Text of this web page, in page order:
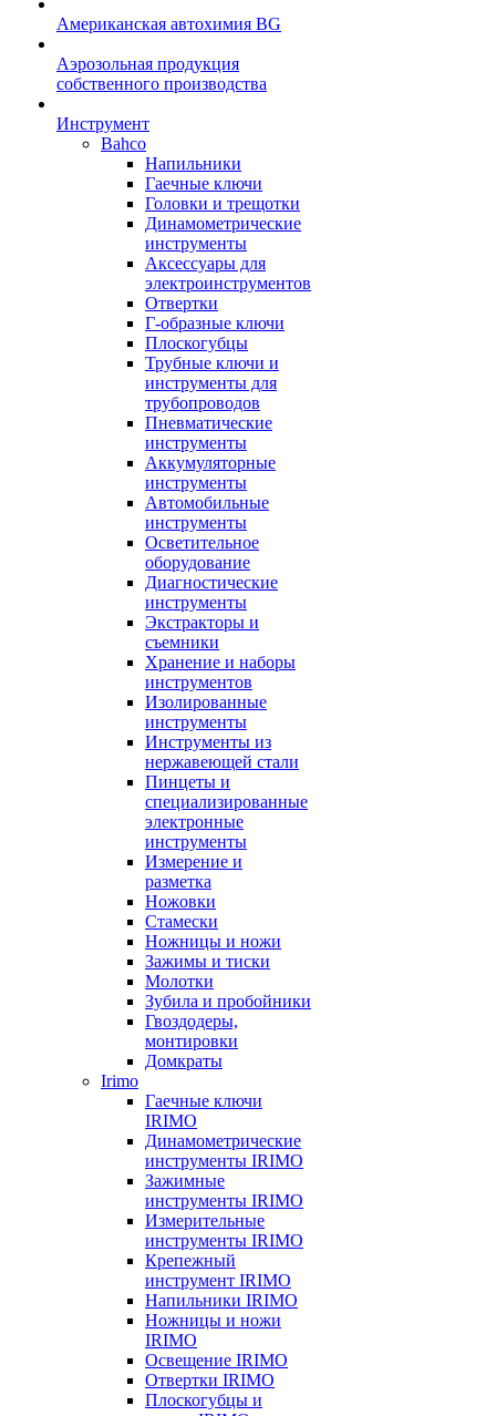
Американская автохимия BG
Аэрозольная продукция
собственного производства
Инструмент
Bahco
Напильники
Гаечные ключи
Головки и трещотки
Динамометрические
инструменты
Аксессуары для
электроинструментов
Отвертки
Г-образные ключи
Плоскогубцы
Трубные ключи и
инструменты для
трубопроводов
Пневматические
инструменты
Аккумуляторные
инструменты
Автомобильные
инструменты
Осветительное
оборудование
Диагностические
инструменты
Экстракторы и
съемники
Хранение и наборы
инструментов
Изолированные
инструменты
Инструменты из
нержавеющей стали
Пинцеты и
специализированные
электронные
инструменты
Измерение и
разметка
Ножовки
Стамески
Ножницы и ножи
Зажимы и тиски
Молотки
Зубила и пробойники
Гвоздодеры,
монтировки
Домкраты
Irimo
Гаечные ключи
IRIMO
Динамометрические
инструменты IRIMO
Зажимные
инструменты IRIMO
Измерительные
инструменты IRIMO
Крепежный
инструмент IRIMO
Напильники IRIMO
Ножницы и ножи
IRIMO
Освещение IRIMO
Отвертки IRIMO
Плоскогубцы и